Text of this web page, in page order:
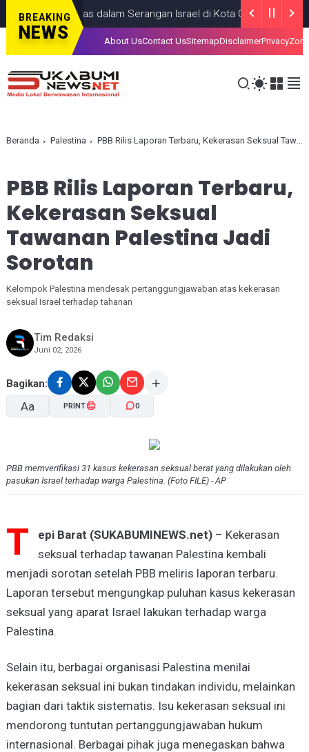
BREAKING
NEWS
Anak, Tewas dalam Serangan Israel di Kota Gaza GAZA JULY
About UsContact UsSitemapDisclaimerPrivacy
Beranda Palestina PBB Rilis Laporan Terbaru, Kekerasan Seksual Tawanan Palestina Jadi Sorotan
PBB Rilis Laporan Terbaru,
Kekerasan Seksual
Tawanan Palestina Jadi
Sorotan
Kelompok Palestina mendesak pertanggungjawaban atas kekerasan
seksual Israel terhadap tahanan
Tim Redaksi
Juni 02, 2026
Bagikan:
Aa
A- A+
PRINT 0
PBB memverifikasi 31 kasus kekerasan seksual berat yang dilakukan oleh
pasukan Israel terhadap warga Palestina. (Foto FILE) - AP
T epi Barat (SUKABUMINEWS.net)– Kekerasan
seksual terhadap tawanan Palestina kembali
menjadi sorotan setelah PBB meliris laporan terbaru.
Laporan tersebut mengungkap puluhan kasus kekerasan
seksual yang aparat Israel lakukan terhadap warga
Palestina.
Selain itu, berbagai organisasi Palestina menilai
kekerasan seksual ini bukan tindakan individu, melainkan
bagian dari taktik sistematis. Isu kekerasan seksual ini
mendorong tuntutan pertanggungjawaban hukum
internasional. Berbagai pihak juga menegaskan bahwa